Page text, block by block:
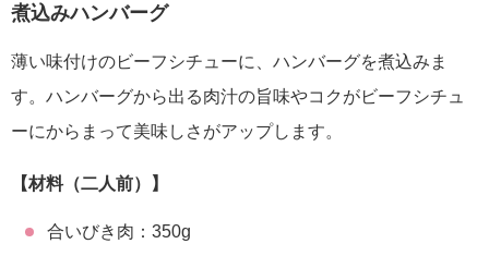
煮込みハンバーグ
薄い味付けのビーフシチューに、ハンバーグを煮込みま
す。ハンバーグから出る肉汁の旨味やコクがビーフシチュ
ーにからまって美味しさがアップします。
【材料（二人前）】
合いびき肉：350g